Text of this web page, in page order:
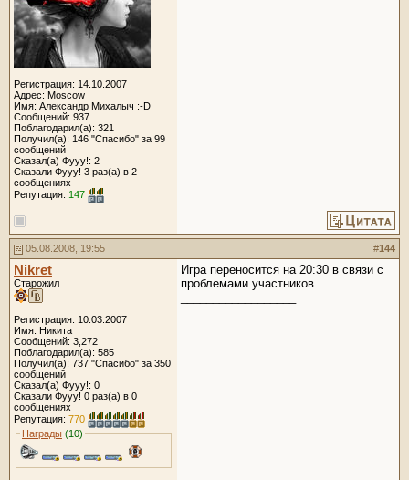
Регистрация: 14.10.2007
Адрес: Moscow
Имя: Александр Михалыч :-D
Сообщений: 937
Поблагодарил(а): 321
Получил(а): 146 "Спасибо" за 99
сообщений
Сказал(а) Фууу!: 2
Сказали Фууу! 3 раз(а) в 2
сообщениях
Репутация: 147
05.08.2008, 19:55 #144
Nikret
Старожил
Регистрация: 10.03.2007
Имя: Никита
Сообщений: 3,272
Поблагодарил(а): 585
Получил(а): 737 "Спасибо" за 350
сообщений
Сказал(а) Фууу!: 0
Сказали Фууу! 0 раз(а) в 0
сообщениях
Репутация: 770
Награды (10)
Игра переносится на 20:30 в связи с
проблемами участников.